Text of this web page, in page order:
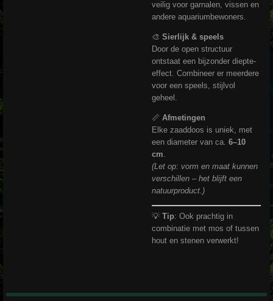
veilig voor garnalen, vissen en
andere aquariumbewoners.
🎨 Sierlijk & speels
Door de open structuur
ontstaat een bijzonder diepte-
effect. Combineer er meerdere
voor een speels, stijlvol
geheel.
📏 Afmetingen
Elke zaaddoos is uniek, met
een diameter van ca. 6–10
cm.
(Let op: vorm en maat kunnen
verschillen – het blijft een
natuurproduct.)
💡 Tip: Ook prachtig in
combinatie met mos of tussen
hout en stenen verwerkt!